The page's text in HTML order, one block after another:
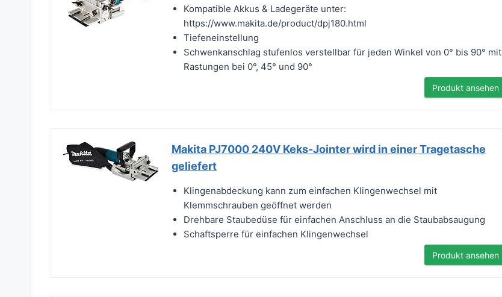
Kompatible Akkus & Ladegeräte unter:
https://www.makita.de/product/dpj180.html
Tiefeneinstellung
Schwenkanschlag stufenlos verstellbar für jeden Winkel von 0° bis 90° mit
Rastungen bei 0°, 45° und 90°
Produkt ansehen
Makita PJ7000 240V Keks-Jointer wird in einer Tragetasche
geliefert
Klingenabdeckung kann zum einfachen Klingenwechsel mit
Klemmschrauben geöffnet werden
Drehbare Staubedüse für einfachen Anschluss an die Staubabsaugung
Schaftsperre für einfachen Klingenwechsel
Produkt ansehen